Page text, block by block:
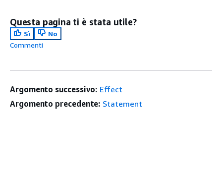
Questa pagina ti è stata utile?
Sì
No
Commenti
Argomento successivo: Effect
Argomento precedente: Statement